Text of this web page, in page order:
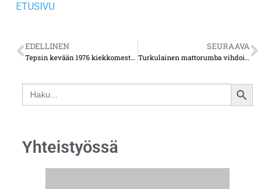
ETUSIVU
EDELLINEN
Tepsin kevään 1976 kiekkomestarit jälleen jäällä – SM-liigan ensimmäinen mestaruus tuli Turkuun 50 vuotta sitten
SEURAAVA
Turkulainen mattorumba vihdoin päätökseen – vuosia sitten tehty virheratkaisu tuli kalliiksi
Search
for:
SEARCH
Yhteistyössä